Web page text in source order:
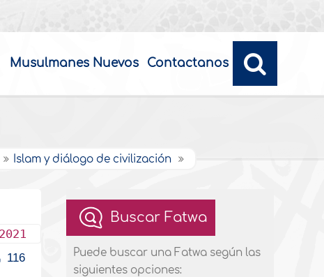
Musulmanes Nuevos Contactanos
Islam y diálogo de civilización
116
Buscar Fatwa
Puede buscar una Fatwa según las
siguientes opciones: